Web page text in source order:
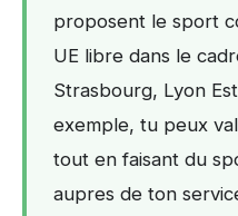
proposent le sport
UE libre dans le
Strasbourg, Lyon
exemple, tu peux
tout en faisant du
aupres de ton